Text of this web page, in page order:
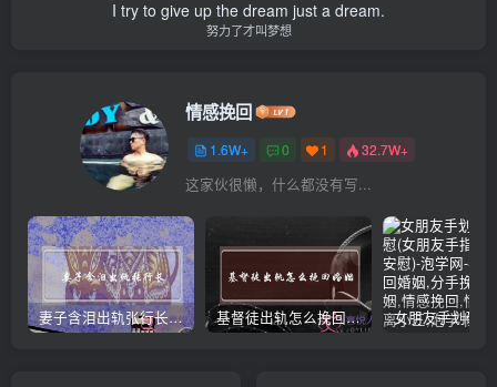
I try to give up the dream just a dream.
努力了才叫梦想
情感挽回
1.6W+ 0 1 32.7W+
这家伙很懒，什么都没有写...
妻子含泪出轨张行长 她说全都是因为家中 基督徒出轨怎么挽回婚姻(基督徒面对出轨婚姻)